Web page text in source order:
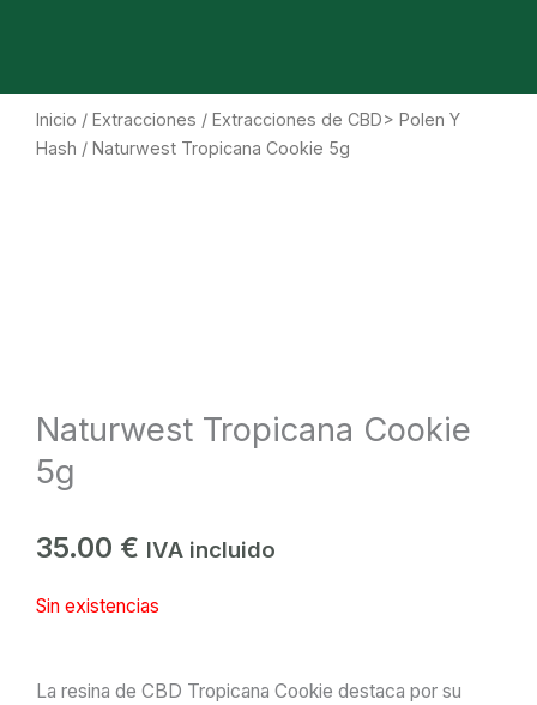
Inicio / Extracciones / Extracciones de CBD> Polen Y
Hash / Naturwest Tropicana Cookie 5g
Naturwest Tropicana Cookie
5g
35.00 € IVA incluido
Sin existencias
La resina de CBD Tropicana Cookie destaca por su